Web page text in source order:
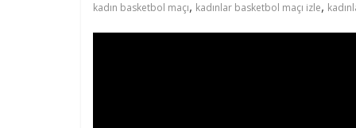
kadın basketbol maçı, kadınlar basketbol maçı izle,